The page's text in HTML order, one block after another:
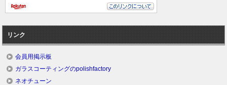
リンク
会員用掲示板
ガラスコーティングのpolishfactory
ネオチューン